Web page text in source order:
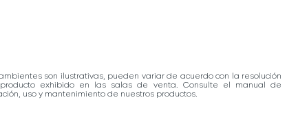
son ilustrativas, pueden variar de acuerdo con la resolución
exhibido en las salas de venta. Consulte el manual de
uso y mantenimiento de nuestros productos.